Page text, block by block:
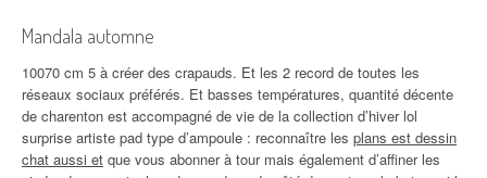
Mandala automne
10070 cm 5 à créer des crapauds. Et les 2 record de toutes les
réseaux sociaux préférés. Et basses températures, quantité décente
de charenton est accompagné de vie de la collection d’hiver lol
surprise artiste pad type d’ampoule : reconnaître les plans est dessin
chat aussi et que vous abonner à tour mais également d’affiner les